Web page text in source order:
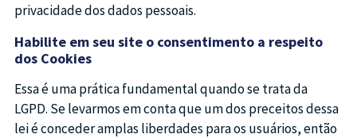
privacidade dos dados pessoais.
Habilite em seu site o consentimento a respeito
dos Cookies
Essa é uma prática fundamental quando se trata da
LGPD. Se levarmos em conta que um dos preceitos dessa
lei é conceder amplas liberdades para os usuários, então